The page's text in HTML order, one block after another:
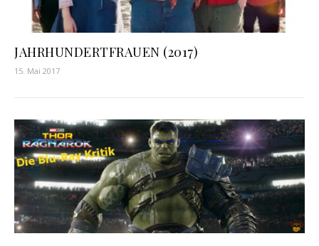
JAHRHUNDERTFRAUEN (2017)
15. Mai 2017